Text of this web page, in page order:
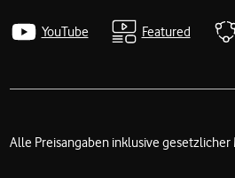
YouTube Featured
Alle Preisangaben inklusive